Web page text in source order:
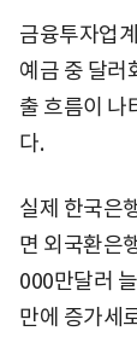
금융투자업
예금 중 달러
출 흐름이 나
다.
실제 한국은
면 외국환은
000만달러
만에 증가세